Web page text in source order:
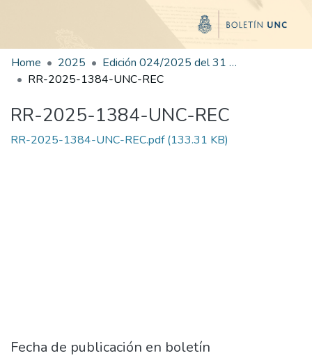
Home 2025
Edición 024/2025 del 31 de julio de 2025
RR-2025-1384-UNC-REC
RR-2025-1384-UNC-REC
RR-2025-1384-UNC-REC.pdf(133.31 KB)
Fecha de publicación en boletín